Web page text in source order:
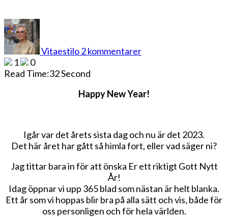
Vitaestilo2 kommentarer
Year
1
0
Read Time:32 Second
Happy New Year!
Igår var det årets sista dag och nu är det 2023.
Det här året har gått så himla fort, eller vad säger ni?
Jag tittar bara in för att önska Er ett riktigt Gott Nytt
År!
Idag öppnar vi upp 365 blad som nästan är helt blanka.
Ett år som vi hoppas blir bra på alla sätt och vis, både för
oss personligen och för hela världen.